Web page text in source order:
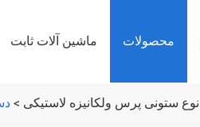
محصولات ماشین آلات ثابت
نوع ستونی پرس ولکانیزه لاستیکی >